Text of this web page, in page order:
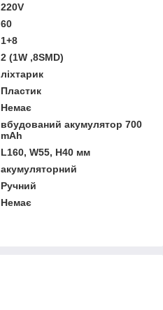
220V
60
1+8
2 (1W ,8SMD)
ліхтарик
Пластик
Немає
вбудований акумулятор 700
mAh
L160, W55, H40 мм
акумуляторний
Ручний
Немає